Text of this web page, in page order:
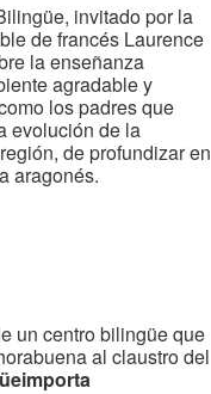
invitado por la
de francés Laurence
la enseñanza
agradable y
los padres que
evolución de la
de profundizar en
aragonés.
un centro bilingüe que
al claustro del